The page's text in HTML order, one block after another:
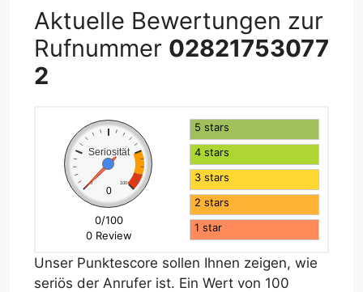
Aktuelle Bewertungen zur
Rufnummer 02821753077
2
Seriosität
0 100
0
0/100
0 Review
5 stars
4 stars
3 stars
2 stars
1 star
Unser Punktescore sollen Ihnen zeigen, wie
seriös der Anrufer ist. Ein Wert von 100